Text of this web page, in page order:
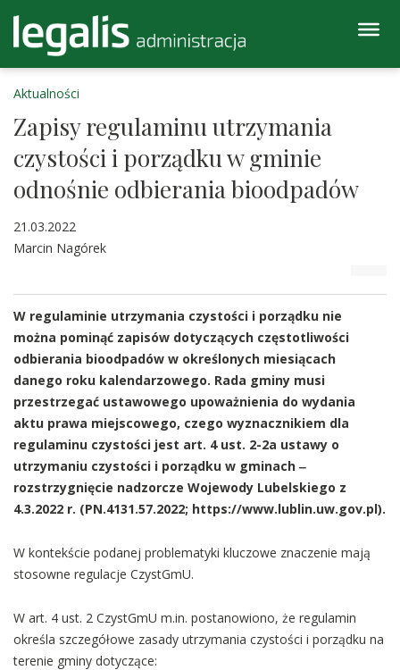
Aktualności
Zapisy regulaminu utrzymania
czystości i porządku w gminie
odnośnie odbierania bioodpadów
21.03.2022
Marcin Nagórek
W regulaminie utrzymania czystości i porządku nie
można pominąć zapisów dotyczących częstotliwości
odbierania bioodpadów w określonych miesiącach
danego roku kalendarzowego. Rada gminy musi
przestrzegać ustawowego upoważnienia do wydania
aktu prawa miejscowego, czego wyznacznikiem dla
regulaminu czystości jest art. 4 ust. 2-2a ustawy o
utrzymaniu czystości i porządku w gminach ‒
rozstrzygnięcie nadzorcze Wojewody Lubelskiego z
4.3.2022 r. (PN.4131.57.2022; https://www.lublin.uw.gov.pl).
W kontekście podanej problematyki kluczowe znaczenie mają
stosowne regulacje CzystGmU.
W art. 4 ust. 2 CzystGmU m.in. postanowiono, że regulamin
określa szczegółowe zasady utrzymania czystości i porządku na
terenie gminy dotyczące: